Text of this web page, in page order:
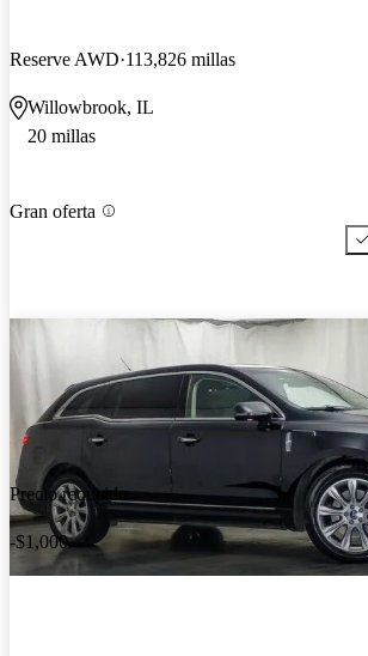
Reserve AWD 113,826 millas
Willowbrook, IL
20 millas
Gran oferta
Precio reducido
-$1,000